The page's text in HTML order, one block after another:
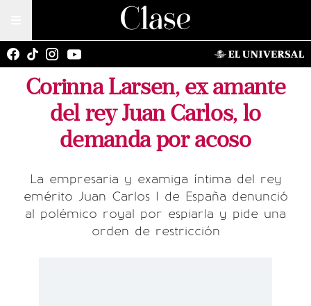
Corinna Larsen, ex amante
del rey Juan Carlos, lo
demanda por acoso
La empresaria y examiga íntima del rey
emérito Juan Carlos I de España denunció
al polémico royal por espiarla y pide una
orden de restricción